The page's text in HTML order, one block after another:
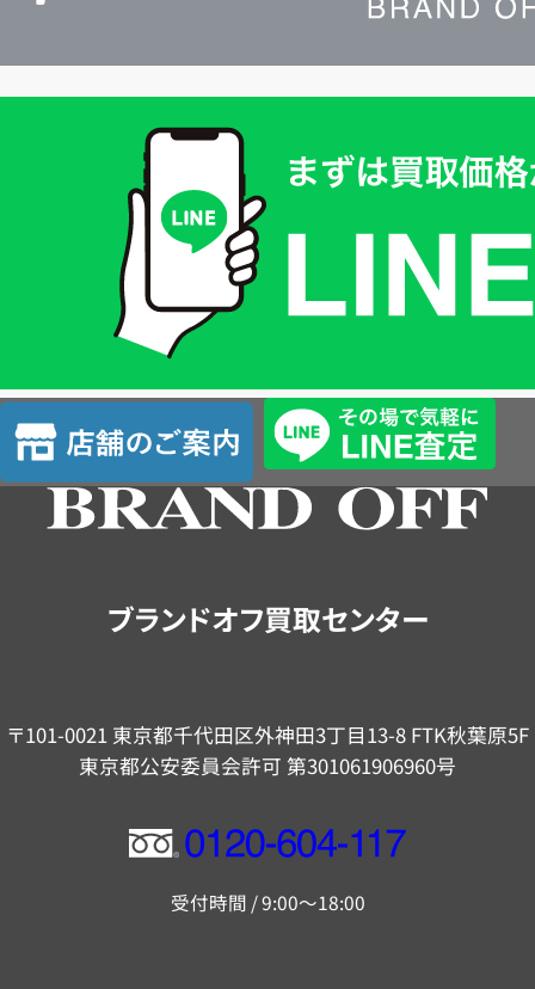
査
定
店
舗
の
ブランドオフ買取センター
〒101-0021 東京都千代田区外神田3丁目13-8 FTK秋葉原5F
東京都公安委員会許可 第301061906960号
フ
ー
受付時間 / 9:00～18:00